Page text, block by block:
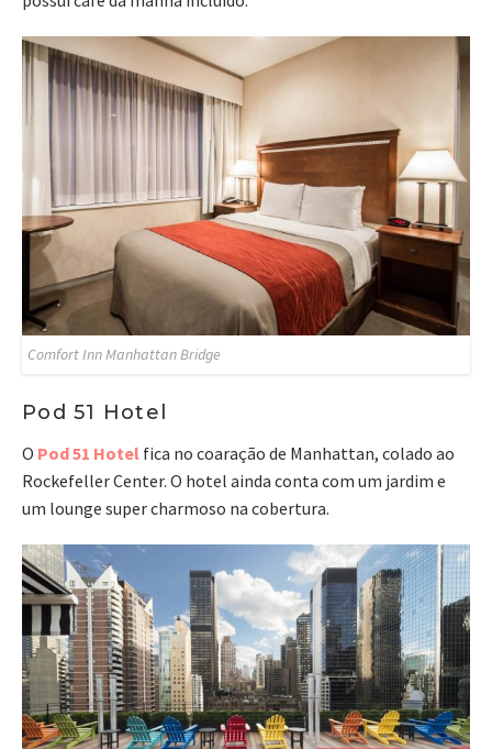
Comfort Inn Manhattan Bridge
Pod 51 Hotel
O Pod 51 Hotel fica no coaração de Manhattan, colado ao
Rockefeller Center. O hotel ainda conta com um jardim e
um lounge super charmoso na cobertura.